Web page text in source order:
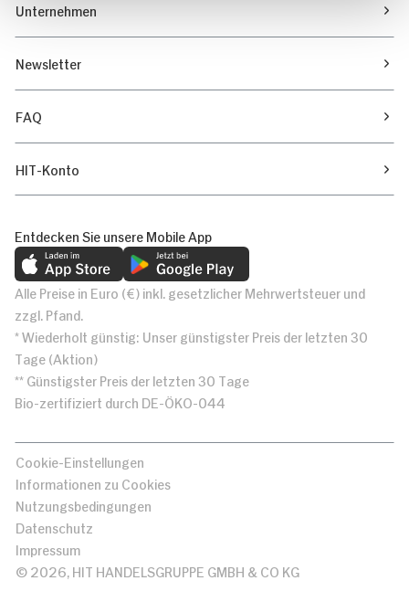
Unternehmen
Newsletter
FAQ
HIT-Konto
Entdecken Sie unsere Mobile App
Alle Preise in Euro (€) inkl. gesetzlicher Mehrwertsteuer und
zzgl. Pfand.
* Wiederholt günstig: Unser günstigster Preis der letzten 30
Tage (Aktion)
** Günstigster Preis der letzten 30 Tage
Bio-zertifiziert durch DE-ÖKO-044
Cookie-Einstellungen
Informationen zu Cookies
Nutzungsbedingungen
Datenschutz
Impressum
© 2026, HIT HANDELSGRUPPE GMBH & CO KG